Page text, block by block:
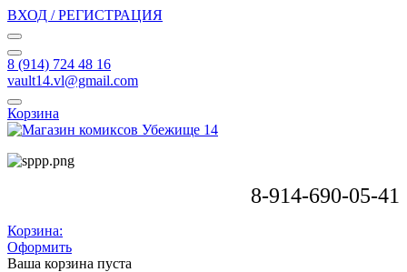
ВХОД / РЕГИСТРАЦИЯ
8 (914) 724 48 16
vault14.vl@gmail.com
Корзина
8-914-690-05-41
Корзина:
Оформить
Ваша корзина пуста